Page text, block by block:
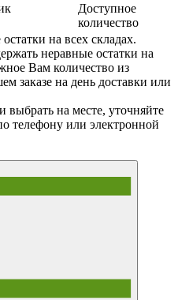
Доступное
количество
на всех складах.
неравные остатки на
Вам количество из
заказе на день доставки или
на месте, уточняйте
телефону или электронной